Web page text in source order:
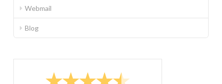
Webmail
Blog